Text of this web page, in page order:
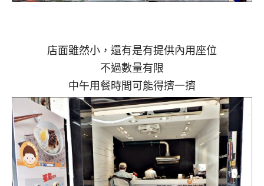
店面雖然小，還有是有提供內用座位
不過數量有限
中午用餐時間可能得擠一擠